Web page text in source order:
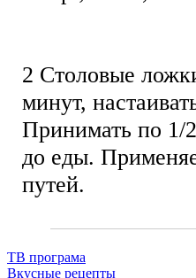
2 Столовые
минут,
Принимать по 1/
до еды.
путей.
ТВ програма
Вкусные рецепты